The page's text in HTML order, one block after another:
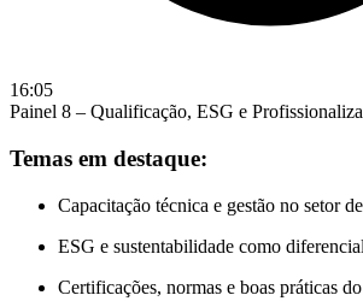
16:05
Painel 8 – Qualificação, ESG e
Temas em destaque:
Capacitação técnica e gestão no setor
ESG e sustentabilidade como
Certificações, normas e boas práticas